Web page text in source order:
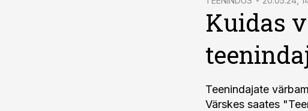
Kuidas
Teenindajate
Värskes saates